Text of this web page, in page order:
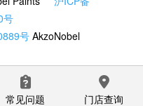
号
号 AkzoNobel
常见问题 门店查询